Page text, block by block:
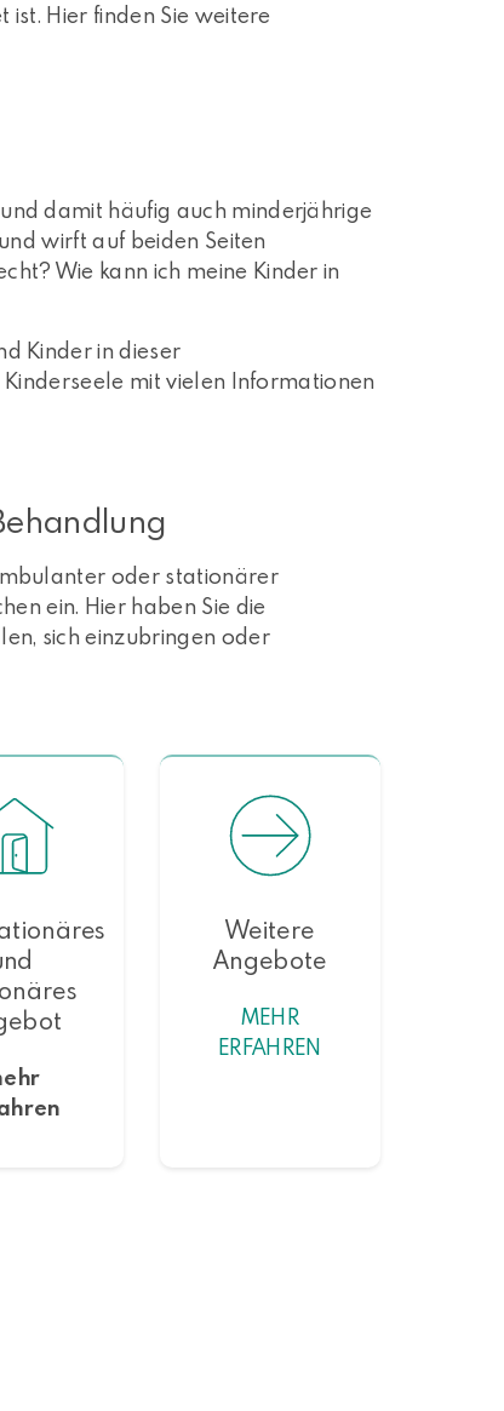
Hier finden Sie weitere
damit häufig auch minderjährige
wirft auf beiden Seiten
Wie kann ich meine Kinder in
Kinder in dieser
mit vielen Informationen
oder stationärer
ein. Hier haben Sie die
sich einzubringen oder
Weitere
Angebote
MEHR
ERFAHREN